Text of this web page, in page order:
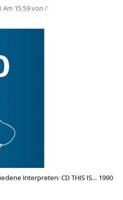
15:59von /
Interpreten: CD THIS IS... 1990